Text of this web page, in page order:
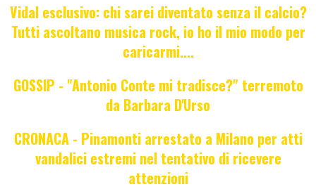
Vidal esclusivo: chi sarei diventato senza il calcio?
Tutti ascoltano musica rock, io ho il mio modo per
caricarmi....
GOSSIP - "Antonio Conte mi tradisce?" terremoto
da Barbara D'Urso
CRONACA - Pinamonti arrestato a Milano per atti
vandalici estremi nel tentativo di ricevere
attenzioni